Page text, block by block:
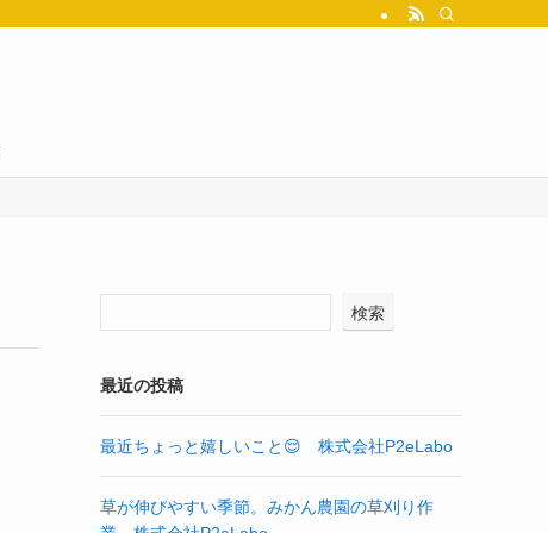
検索
最近の投稿
最近ちょっと嬉しいこと😌 株式会社P2eLabo
草が伸びやすい季節。みかん農園の草刈り作